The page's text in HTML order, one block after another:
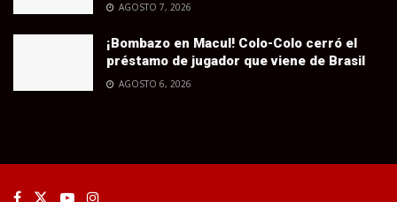
AGOSTO 7, 2026
¡Bombazo en Macul! Colo-Colo cerró el
préstamo de jugador que viene de Brasil
AGOSTO 6, 2026